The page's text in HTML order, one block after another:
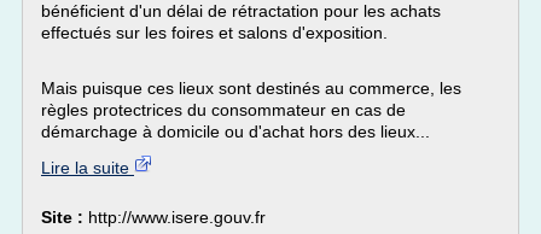
bénéficient d'un délai de rétractation pour les achats
effectués sur les foires et salons d'exposition.
Mais puisque ces lieux sont destinés au commerce, les
règles protectrices du consommateur en cas de
démarchage à domicile ou d'achat hors des lieux...
Lire la suite
Site : http://www.isere.gouv.fr